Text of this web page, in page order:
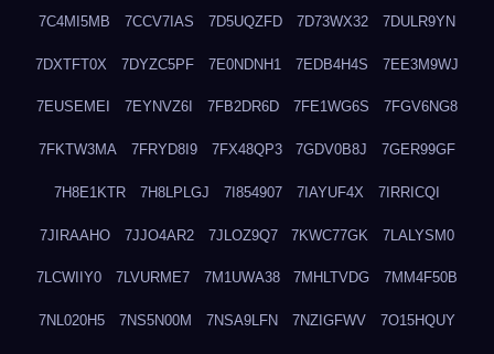
7C4MI5MB 7CCV7IAS 7D5UQZFD 7D73WX32 7DULR9YN
7DXTFT0X 7DYZC5PF 7E0NDNH1 7EDB4H4S 7EE3M9WJ
7EUSEMEI 7EYNVZ6I 7FB2DR6D 7FE1WG6S 7FGV6NG8
7FKTW3MA 7FRYD8I9 7FX48QP3 7GDV0B8J 7GER99GF
7H8E1KTR 7H8LPLGJ 7I854907 7IAYUF4X 7IRRICQI
7JIRAAHO 7JJO4AR2 7JLOZ9Q7 7KWC77GK 7LALYSM0
7LCWIIY0 7LVURME7 7M1UWA38 7MHLTVDG 7MM4F50B
7NL020H5 7NS5N00M 7NSA9LFN 7NZIGFWV 7O15HQUY